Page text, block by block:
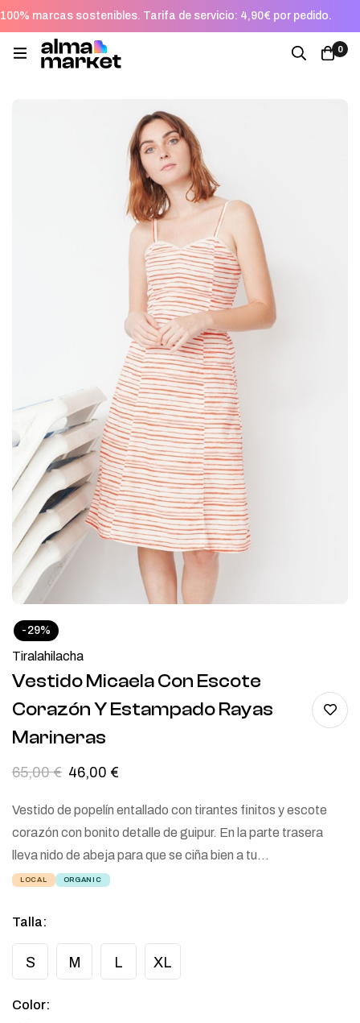
100% marcas sostenibles. Tarifa de servicio: 4,90€ por pedido.
0
-29%
Tiralahilacha
Vestido Micaela Con Escote
Corazón Y Estampado Rayas
Marineras
65,00€ 46,00 €
Vestido de popelín entallado con tirantes finitos y escote
corazón con bonito detalle de guipur. En la parte trasera
lleva nido de abeja para que se ciña bien a tu…
LOCAL ORGANIC
Talla:
S M L XL
Color: